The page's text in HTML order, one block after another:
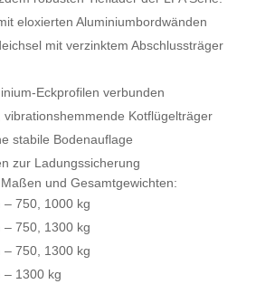
eloxierten Aluminiumbordwänden
mit verzinktem Abschlussträger
Eckprofilen verbunden
Kotflügelträger
stabile Bodenauflage
zur Ladungssicherung
und Gesamtgewichten:
– 750, 1000 kg
– 750, 1300 kg
– 750, 1300 kg
– 1300 kg